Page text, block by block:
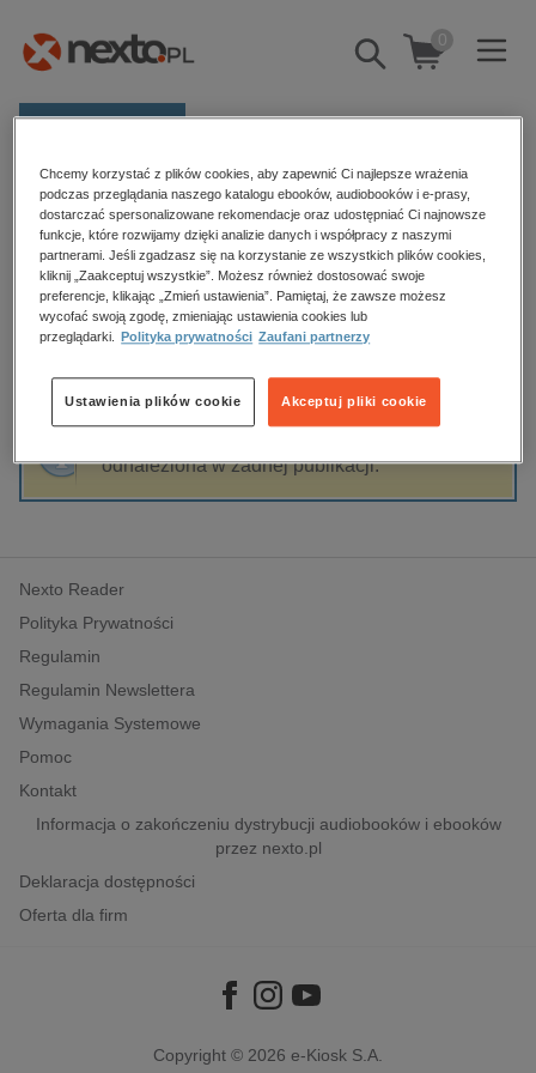
Pokaż/schowaj
wyszukiwarkę
0
Kategorie
Zobacz wszystkie E-prasa
budownictwo, aranżacja wnętrz
biznesowe, branżowe, gospodarka
dzienniki
edukacja
hobby, sport, rozrywka
komputery, internet, technologie, informatyka
polityka, społeczno-informacyjne
psychologiczne
inne
popularno-naukowe
historia
Strona główna Mariusz Stinia
Mariusz Stinia
Sortowanie Filtrowanie
odnaleziona w żadnej publikacji.
Nexto Reader
Polityka Prywatności
Regulamin
Regulamin Newslettera
Wymagania Systemowe
Pomoc
Kontakt
Informacja o zakończeniu dystrybucji audiobooków i ebooków
przez nexto.pl
Deklaracja dostępności
Oferta dla firm
Copyright © 2026 e-Kiosk S.A.
Chcemy korzystać z plików cookies, aby zapewnić Ci najlepsze wrażenia
podczas przeglądania naszego katalogu ebooków, audiobooków i e-prasy,
dostarczać spersonalizowane rekomendacje oraz udostępniać Ci najnowsze
funkcje, które rozwijamy dzięki analizie danych i współpracy z naszymi
partnerami. Jeśli zgadzasz się na korzystanie ze wszystkich plików cookies,
kliknij „Zaakceptuj wszystkie”. Możesz również dostosować swoje
preferencje, klikając „Zmień ustawienia”. Pamiętaj, że zawsze możesz
wycofać swoją zgodę, zmieniając ustawienia cookies lub
przeglądarki.
Polityka prywatności Zaufani partnerzy
Akceptuj pliki cookie
Ustawienia plików cookie